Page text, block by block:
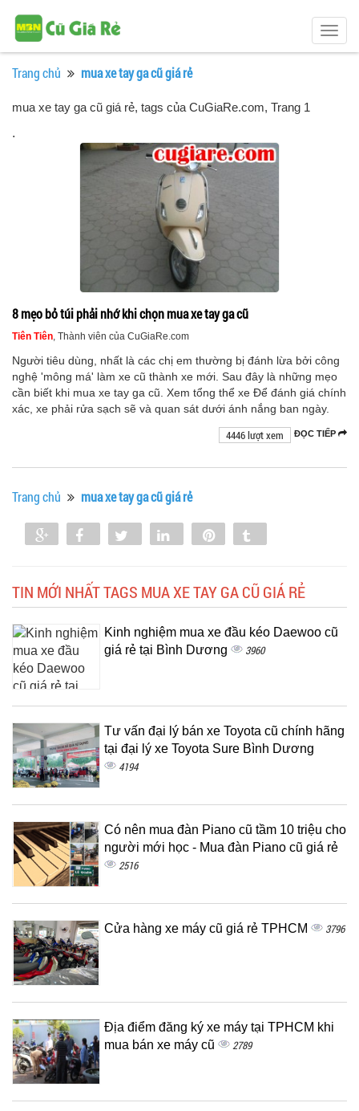
Trang chủ mua xe tay ga cũ giá rẻ
mua xe tay ga cũ giá rẻ, tags của CuGiaRe.com, Trang 1
.
8 mẹo bỏ túi phải nhớ khi chọn mua xe tay ga cũ
Tiên Tiên, Thành viên của CuGiaRe.com
Người tiêu dùng, nhất là các chị em thường bị đánh lừa bởi công
nghệ 'mông má' làm xe cũ thành xe mới. Sau đây là những mẹo
cần biết khi mua xe tay ga cũ. Xem tổng thể xe Để đánh giá chính
xác, xe phải rửa sạch sẽ và quan sát dưới ánh nắng ban ngày.
ĐỌC TIẾP
4446 lượt xem
Trang chủ mua xe tay ga cũ giá rẻ
Share Share Tweet Share
TIN MỚI NHẤT TAGS MUA XE TAY GA CŨ GIÁ RẺ
Kinh nghiệm mua xe đầu kéo Daewoo cũ
giá rẻ tại Bình Dương
3960
Tư vấn đại lý bán xe Toyota cũ chính hãng
tại đại lý xe Toyota Sure Bình Dương
4194
Có nên mua đàn Piano cũ tầm 10 triệu cho
người mới học - Mua đàn Piano cũ giá rẻ
2516
Cửa hàng xe máy cũ giá rẻ TPHCM 3796
Địa điểm đăng ký xe máy tại TPHCM khi
mua bán xe máy cũ
2789